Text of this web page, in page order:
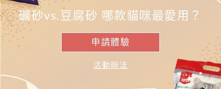
礦砂vs.豆腐砂 哪款貓咪最愛用？
申請體驗
活動辦法